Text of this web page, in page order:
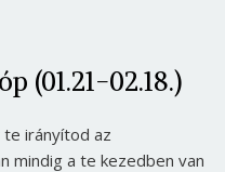
(01.21-02.18.)
irányítod az
mindig a te kezedben van